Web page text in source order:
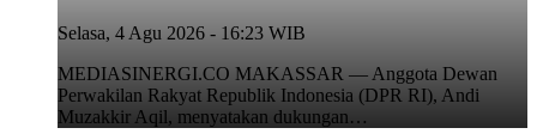
Selasa, 4 Agu 2026 - 16:23 WIB
MEDIASINERGI.CO MAKASSAR — Anggota Dewan
Perwakilan Rakyat Republik Indonesia (DPR RI), Andi
Muzakkir Aqil, menyatakan dukungan…